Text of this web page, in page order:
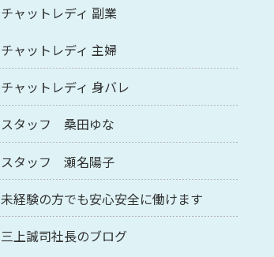
チャットレディ 副業
チャットレディ 主婦
チャットレディ 身バレ
スタッフ 桑田ゆな
スタッフ 瀬名陽子
未経験の方でも安心安全に働けます
三上誠司社長のブログ